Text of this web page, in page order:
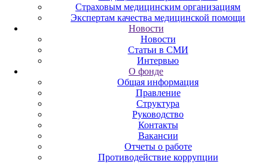
Страховым медицинским организациям
Экспертам качества медицинской помощи
Новости
Новости
Статьи в СМИ
Интервью
О фонде
Общая информация
Правление
Структура
Руководство
Контакты
Вакансии
Отчеты о работе
Противодействие коррупции